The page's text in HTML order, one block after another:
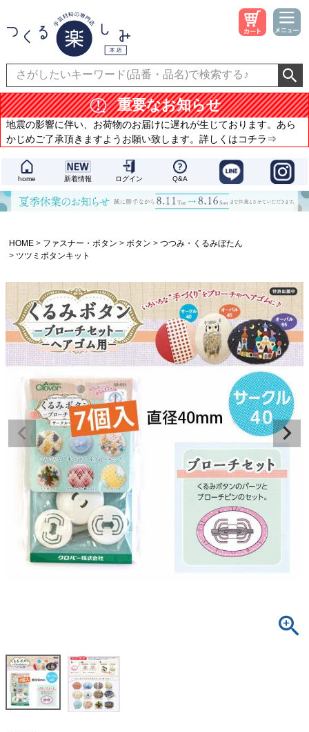
重要なお知らせ
地震の影響に伴い、お荷物のお届けに遅れが生じております。あら
かじめご了承頂きますようお願い致します。詳しくはコチラ⇒
home 新着情報 ログイン Q&A
HOME ファスナー・ボタン ボタン
つつみ・くるみぼたん
ツツミボタンキット